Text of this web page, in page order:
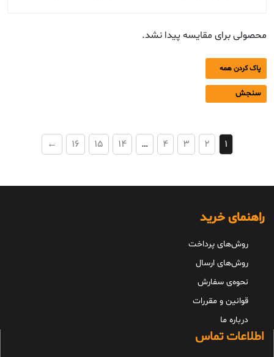
محصولی برای مقایسه پیدا نشد.
پاک کردن همه
سنجش
1
2
3
4
…
14
15
16
←
راهنمای خرید
روش‌های پرداخت
روش‌های ارسال
نحوه‌ی سفارش
قوانین و مقررات
درباره ما
اطلاعات تماس